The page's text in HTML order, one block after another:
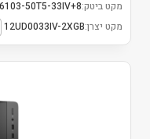
מקט ביטק:6103-50T5-33IV+8
מקט יצרן:12UD0033IV-2XGB